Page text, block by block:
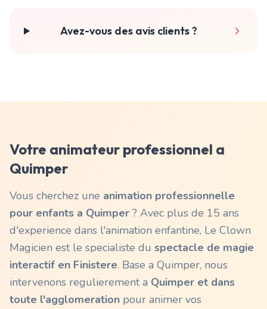
Avez-vous des avis clients ?
Votre animateur professionnel a
Quimper
Vous cherchez une animation professionnelle
pour enfants a Quimper ? Avec plus de 15 ans
d'experience dans l'animation enfantine, Le Clown
Magicien est le specialiste du spectacle de magie
interactif en Finistere. Base a Quimper, nous
intervenons regulierement a Quimper et dans
toute l'agglomeration pour animer vos